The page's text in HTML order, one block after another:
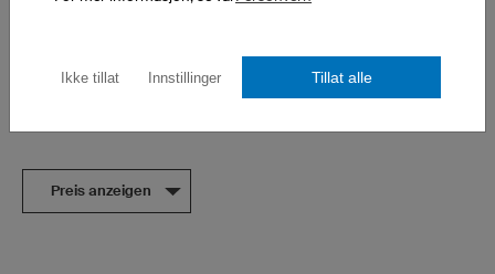
Passer for menn og kvinner
Preis anzeigen
Ikke tillat Innstillinger Tillat alle